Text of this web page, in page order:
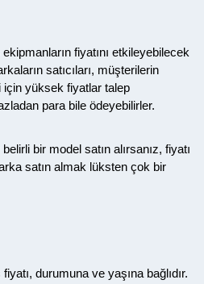
fiyatını etkileyebilecek
satıcıları, müşterilerin
için yüksek fiyatlar talep
para bile ödeyebilirler.
bir model satın alırsanız, fiyatı
satın almak lüksten çok bir
durumuna ve yaşına bağlıdır.